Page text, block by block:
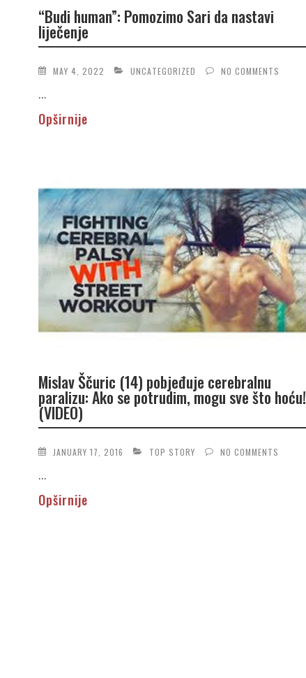
“Budi human”: Pomozimo Sari da nastavi
liječenje
MAY 4, 2022 UNCATEGORIZED NO COMMENTS
...
Opširnije
Mislav Ščuric (14) pobjeđuje cerebralnu
paralizu: Ako se potrudim, mogu sve što hoću!
(VIDEO)
JANUARY 17, 2016 TOP STORY NO COMMENTS
...
Opširnije